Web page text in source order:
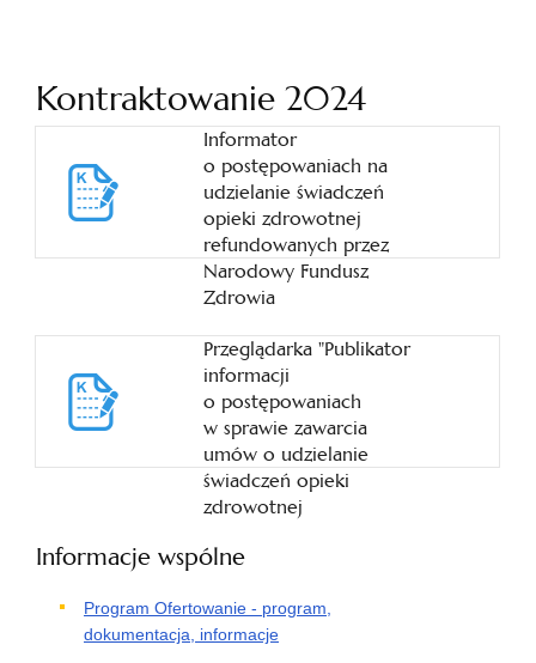
Kontraktowanie 2024
Informator
o postępowaniach na
udzielanie świadczeń
opieki zdrowotnej
refundowanych przez
Narodowy Fundusz
Zdrowia
Przeglądarka "Publikator
informacji
o postępowaniach
w sprawie zawarcia
umów o udzielanie
świadczeń opieki
zdrowotnej
Informacje wspólne
Program Ofertowanie - program,
dokumentacja, informacje